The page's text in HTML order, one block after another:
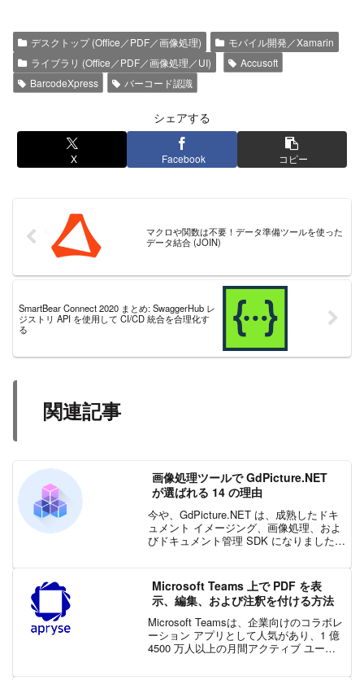
デスクトップ (Office／PDF／画像処理)
モバイル開発／Xamarin
ライブラリ (Office／PDF／画像処理／UI)
Accusoft
BarcodeXpress
バーコード認識
シェアする
X Facebook コピー
マクロや関数は不要！データ準備ツールを使った
データ結合 (JOIN)
SmartBear Connect 2020 まとめ: SwaggerHub レ
ジストリ API を使用して CI/CD 統合を合理化す
る
関連記事
画像処理ツールで GdPicture.NET
が選ばれる 14 の理由
今や、GdPicture.NET は、成熟したドキ
ュメント イメージング、画像処理、およ
びドキュメント管理 SDK になりました。
ス以来、毎週のペースで機...
Microsoft Teams 上で PDF を表
示、編集、および注釈を付ける方法
Microsoft Teamsは、企業向けのコラボレ
ーション アプリとして人気があり、1 億
4500 万人以上の月間アクティブ ユーザ